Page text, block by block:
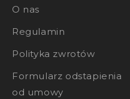
O nas
Regulamin
Polityka zwrotów
Formularz odstapienia
od umowy